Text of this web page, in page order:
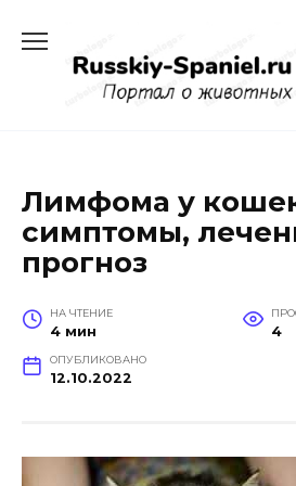
содержанию
Лимфома у
симптомы,
прогноз
НА ЧТЕНИЕ
4 мин 4
ОПУБЛИКОВАНО
12.10.2022